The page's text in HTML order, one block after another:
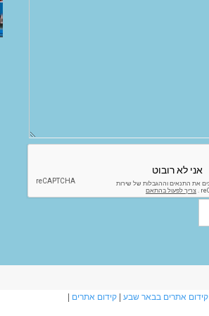
קידום אתרים בבאר שבע קידום אתרים